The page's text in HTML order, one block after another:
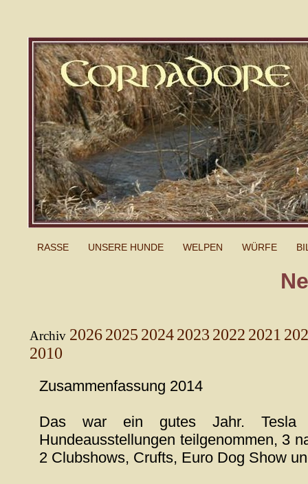
RASSE UNSERE HUNDE WELPEN WÜRFE
Archiv 20262025 20242023 2022 2021
2010
Zusammenfassung 2014
Das war ein gutes Jahr. Tesla
Hundeausstellungen teilgenommen, 3
2 Clubshows, Crufts, Euro Dog Show